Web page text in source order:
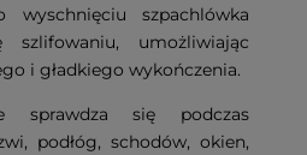
wyschnięciu szpachlówka
umożliwiając
i gładkiego wykończenia.
sprawdza się podczas
podłóg, schodów, okien,